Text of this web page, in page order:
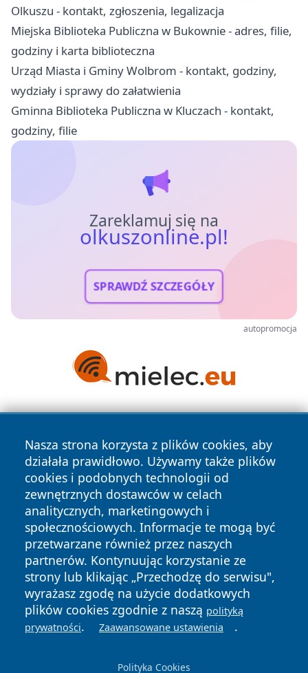
Olkuszu - kontakt, zgłoszenia, legalizacja
Miejska Biblioteka Publiczna w Bukownie - adres, filie,
godziny i karta biblioteczna
Urząd Miasta i Gminy Wolbrom - kontakt, godziny,
wydziały i sprawy do załatwienia
Gminna Biblioteka Publiczna w Kluczach - kontakt,
godziny, filie
Zareklamuj się na
olkuszonline.pl!
SPRAWDŹ SZCZEGÓŁY
autopromocja
Nasza strona korzysta z plików cookies, aby
działała prawidłowo. Używamy także plików
cookies i podobnych technologii od
zewnętrznych dostawców w celach
analitycznych, marketingowych i
społecznościowych. Informacje te mogą być
przetwarzane również przez naszych
partnerów. Kontynuując korzystanie ze
strony lub klikając „Przechodzę do serwisu",
wyrażasz zgodę na użycie dodatkowych
plików cookies zgodnie z naszą polityką
prywatności. Zaawansowane ustawienia .
Polityka Cookies
Copyright © 2026 olkuszonline.pl Wszystkie prawa
zastrzeżone.
News Autorzy
Polityka
Prywatności
Polityka
Cookies